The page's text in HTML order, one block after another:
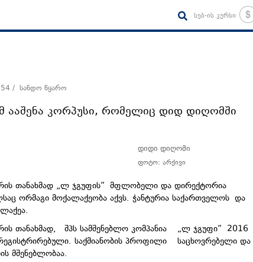
სებ-ის კურსი
/ სანდო წყარო
ააშენა კორპუსი, რომელიც დიდ დიღომში
დიდი დიღომი
ფოტო: არქივი
თანახმად „ლ ჯგუფის“ მფლობელი და დირექტორია
ორმაგი მოქალაქეობა აქვს. ჭანტურია საქართველოს და
თანახმად, შპს სამშენებლო კომპანია „ლ ჯგუფი“ 2016
საქმიანობის პროფილი საცხოვრებელი და
მშენებლობაა.